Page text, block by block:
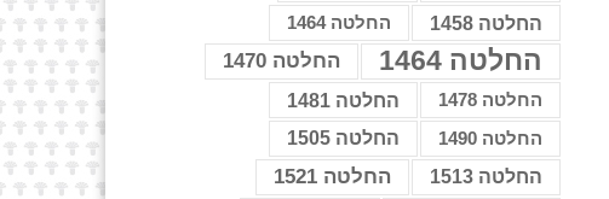
החלטה 1458 החלטה 1464
החלטה 1464 החלטה 1470
החלטה 1478 החלטה 1481
החלטה 1490
החלטה 1505
החלטה 1513
החלטה 1521